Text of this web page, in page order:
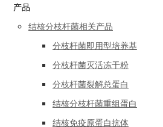
产品
结核分枝杆菌相关产品
分枝杆菌即用型培养基
分枝杆菌灭活冻干粉
分枝杆菌裂解总蛋白
结核分枝杆菌重组蛋白
结核免疫原蛋白抗体